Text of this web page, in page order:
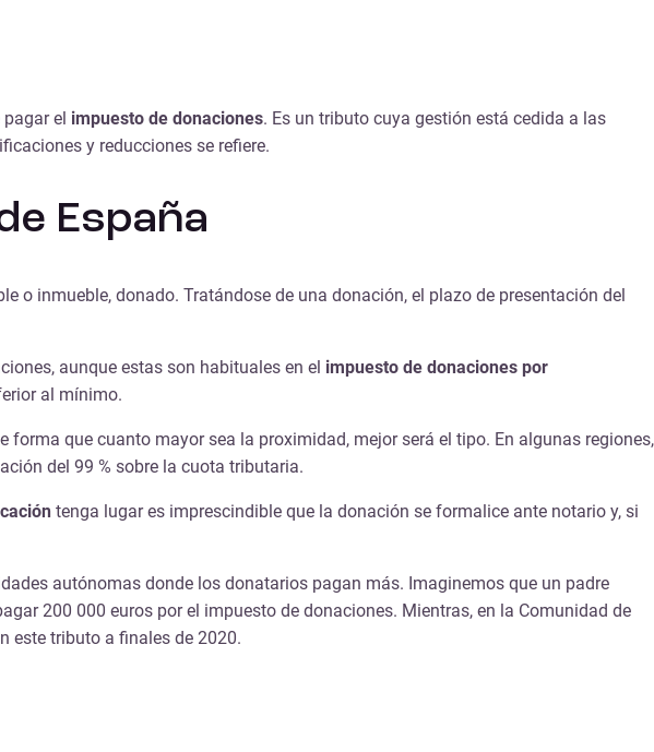
el impuesto de donaciones. Es un tributo cuya gestión está cedida a las
y reducciones se refiere.
España
o inmueble, donado. Tratándose de una donación, el plazo de presentación del
aunque estas son habituales en el impuesto de donaciones por
al mínimo.
que cuanto mayor sea la proximidad, mejor será el tipo. En algunas regiones,
del 99 % sobre la cuota tributaria.
tenga lugar es imprescindible que la donación se formalice ante notario y, si
autónomas donde los donatarios pagan más. Imaginemos que un padre
200 000 euros por el impuesto de donaciones. Mientras, en la Comunidad de
este tributo a finales de 2020.